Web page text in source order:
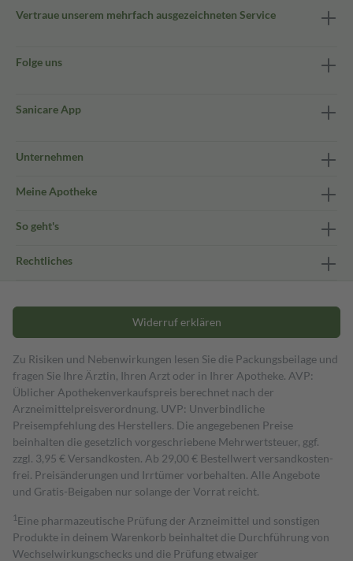
Vertraue unserem mehrfach ausgezeichneten Service
Folge uns
Sanicare App
Unternehmen
Meine Apotheke
So geht's
Rechtliches
Widerruf erklären
Zu Risiken und Nebenwirkungen lesen Sie die Packungsbeilage und
fragen Sie Ihre Ärztin, Ihren Arzt oder in Ihrer Apotheke. AVP:
Üblicher Apothekenverkaufspreis berechnet nach der
Arzneimittelpreisverordnung. UVP: Unverbindliche
Preisempfehlung des Herstellers. Die angegebenen Preise
beinhalten die gesetzlich vorgeschriebene Mehrwertsteuer, ggf.
zzgl. 3,95 € Versandkosten. Ab 29,00 € Bestell­wert versand­kosten­
frei. Preisänderungen und Irrtümer vorbehalten. Alle Angebote
und Gratis-Beigaben nur solange der Vorrat reicht.
1 Eine pharmazeutische Prüfung der Arzneimittel und sonstigen
Produkte in deinem Warenkorb beinhaltet die Durchführung von
Wechselwirkungschecks und die Prüfung etwaiger